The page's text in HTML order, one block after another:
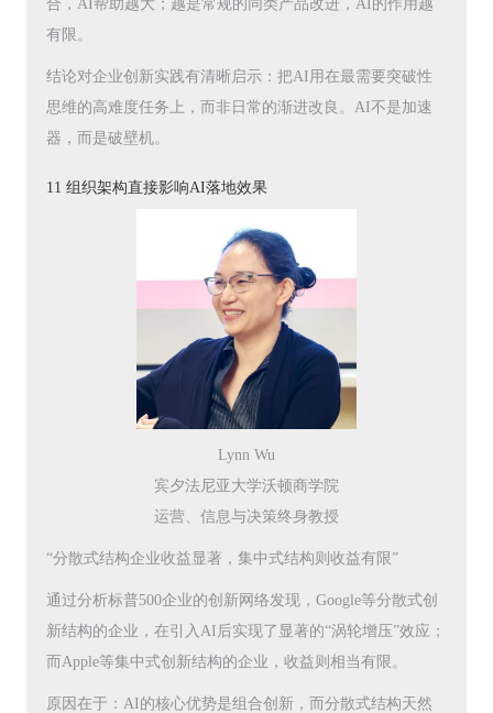
合，AI帮助越大；越是常规的同类产品改进，AI的作用越
有限。
结论对企业创新实践有清晰启示：把AI用在最需要突破性
思维的高难度任务上，而非日常的渐进改良。AI不是加速
器，而是破壁机。
11 组织架构直接影响AI落地效果
Lynn Wu
宾夕法尼亚大学沃顿商学院
运营、信息与决策终身教授
“分散式结构企业收益显著，集中式结构则收益有限”
通过分析标普500企业的创新网络发现，Google等分散式创
新结构的企业，在引入AI后实现了显著的“涡轮增压”效应；
而Apple等集中式创新结构的企业，收益则相当有限。
原因在于：AI的核心优势是组合创新，而分散式结构天然